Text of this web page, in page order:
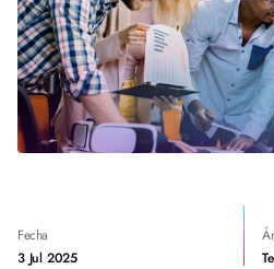
Fecha
3 Jul 2025